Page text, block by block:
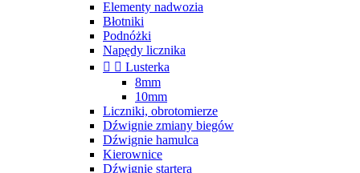
Elementy nadwozia
Błotniki
Podnóżki
Napędy licznika
  Lusterka
8mm
10mm
Liczniki, obrotomierze
Dźwignie zmiany biegów
Dźwignie hamulca
Kierownice
Dźwignie startera